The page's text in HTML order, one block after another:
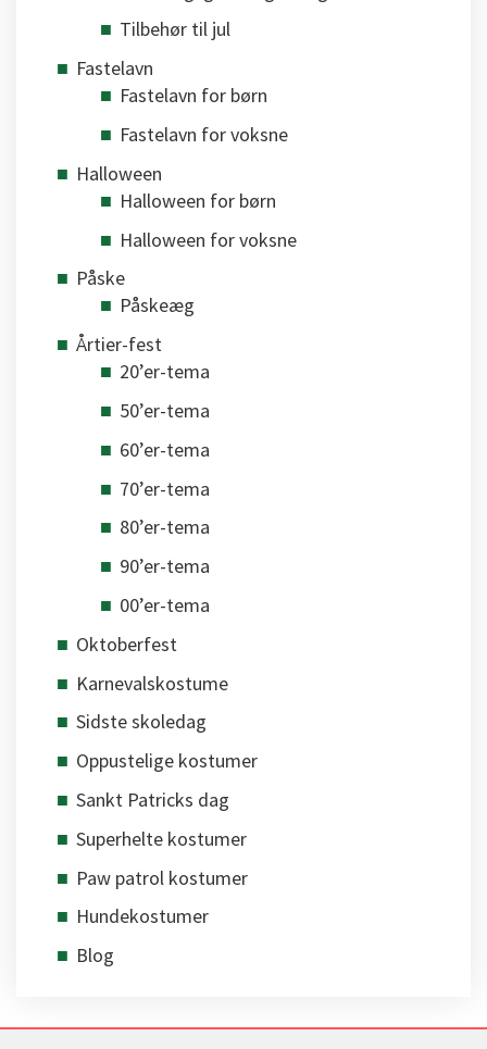
Tilbehør til jul
Fastelavn
Fastelavn for børn
Fastelavn for voksne
Halloween
Halloween for børn
Halloween for voksne
Påske
Påskeæg
Årtier-fest
20’er-tema
50’er-tema
60’er-tema
70’er-tema
80’er-tema
90’er-tema
00’er-tema
Oktoberfest
Karnevalskostume
Sidste skoledag
Oppustelige kostumer
Sankt Patricks dag
Superhelte kostumer
Paw patrol kostumer
Hundekostumer
Blog